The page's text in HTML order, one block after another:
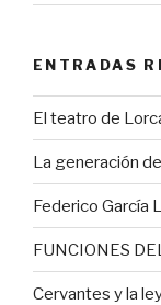
ENTRADAS
El teatro de
La generación
Federico García
FUNCIONES
Cervantes y la